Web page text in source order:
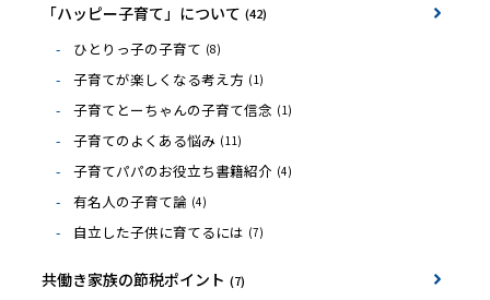
「ハッピー子育て」について (42)
ひとりっ子の子育て (8)
子育てが楽しくなる考え方 (1)
子育てとーちゃんの子育て信念 (1)
子育てのよくある悩み (11)
子育てパパのお役立ち書籍紹介 (4)
有名人の子育て論 (4)
自立した子供に育てるには (7)
共働き家族の節税ポイント (7)